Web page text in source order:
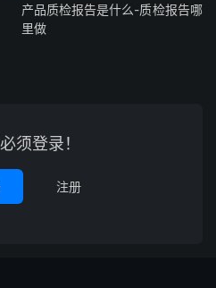
产品质检报告是什么-质检报告哪
里做
须登录！
注册